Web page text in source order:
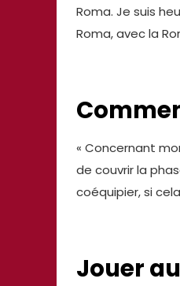
Roma. Je suis
Roma, avec la
« Concernant
de couvrir la
coéquipier, si
Jouer